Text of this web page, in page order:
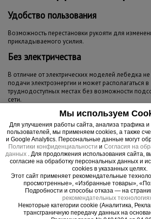
Удобство пользования
Возможность перестановки рукояти для
прикладываемого усилия.
Без электричества
В отличие от электрических моделей лебедка не
подачи электроэнергии и может располагаться в
труднодоступных местах без возможности
сети.
Мы используем
Для улучшения работы сайта, анализа трафика
пользователей, мы применяем cookies, а также
и Google Analytics. Персональные данные могут
Политики конфиденциальности и Согласия на
данных . Для продолжения использования сайта,
согласие на обработку персональных данных и
cookies в указанных целях.
Этот сайт применяет рекомендательные
просмотренные», «Избранные товары»,
Подробности и способы отказа — на
рекомендательных
Некоторые категории cookie (Аналитика,
трансграничную передачу данных на